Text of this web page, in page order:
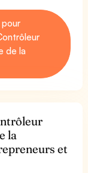
de la
la
et